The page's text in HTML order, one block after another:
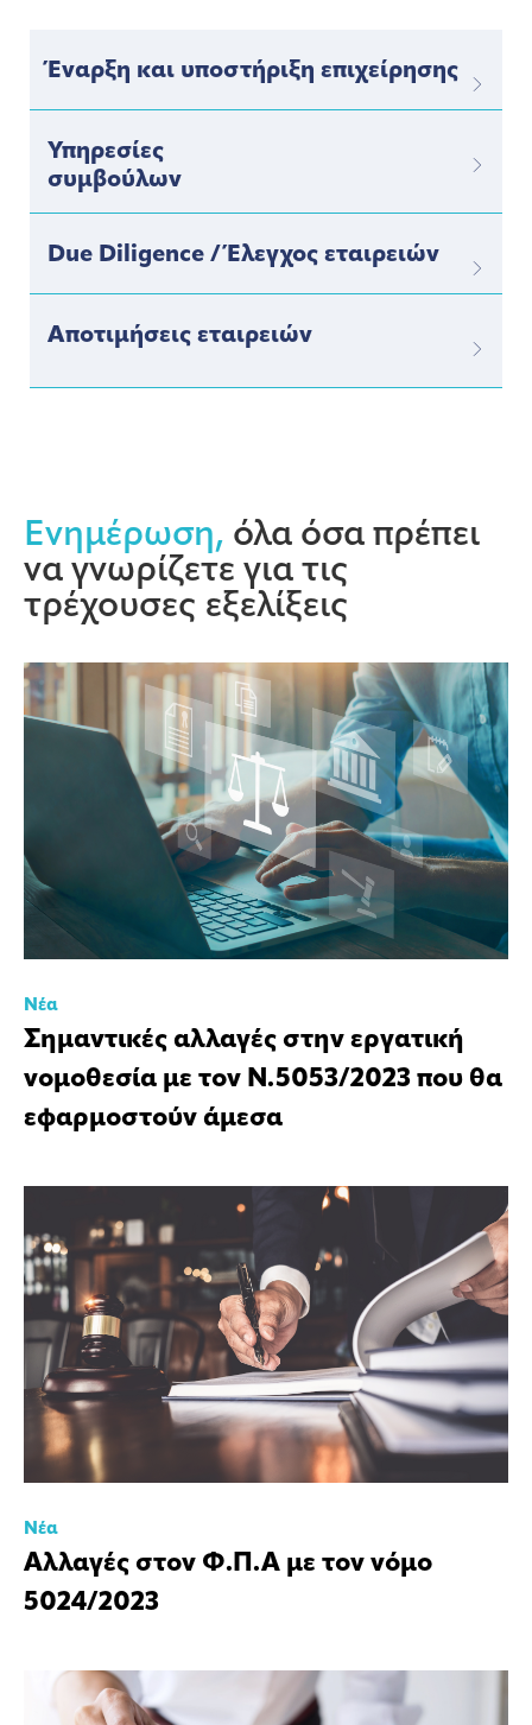
Έναρξη και υποστήριξη επιχείρησης
Υπηρεσίες
συμβούλων
Due Diligence / Έλεγχος εταιρειών
Αποτιμήσεις εταιρειών
Ενημέρωση, όλα όσα πρέπει
να γνωρίζετε για τις
τρέχουσες εξελίξεις
Νέα
Σημαντικές αλλαγές στην εργατική
νομοθεσία με τον Ν.5053/2023 που θα
εφαρμοστούν άμεσα
Νέα
Αλλαγές στον Φ.Π.Α με τον νόμο
5024/2023